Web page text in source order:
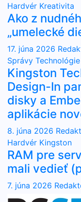
Hardvér Kreativita
Ako z
„umelecké
17. júna 2026
Správy Technológie
Kingston
Design-In
disky a
aplikácie
8. júna 2026
Hardvér Kingston
RAM pre
mali vedieť
7. júna 2026